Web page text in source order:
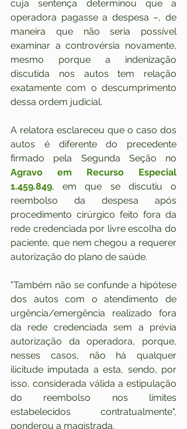
cuja sentença determinou que a
operadora pagasse a despesa –, de
maneira que não seria possível
examinar a controvérsia novamente,
mesmo porque a indenização
discutida nos autos tem relação
exatamente com o descumprimento
dessa ordem judicial.
A relatora esclareceu que o caso dos
autos é diferente do precedente
Agravo em Recurso Especial
1.459.849, em que se discutiu o
reembolso da despesa após
procedimento cirúrgico feito fora da
rede credenciada por livre escolha do
paciente, que nem chegou a requerer
autorização do plano de saúde.
"Também não se confunde a hipótese
dos autos com o atendimento de
urgência/emergência realizado fora
da rede credenciada sem a prévia
autorização da operadora, porque,
nesses casos, não há qualquer
ilicitude imputada a esta, sendo, por
isso, considerada válida a estipulação
do reembolso nos limites
estabelecidos contratualmente",
ponderou a magistrada.